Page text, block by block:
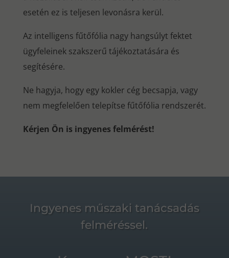
esetén ez is teljesen levonásra kerül.
Az intelligens fűtőfólia nagy hangsúlyt fektet
ügyfeleinek szakszerű tájékoztatására és
segítésére.
Ne hagyja, hogy egy kokler cég becsapja, vagy
nem megfelelően telepítse fűtőfólia rendszerét.
Kérjen Ön is ingyenes felmérést!
Ingyenes műszaki tanácsadás
felméréssel.